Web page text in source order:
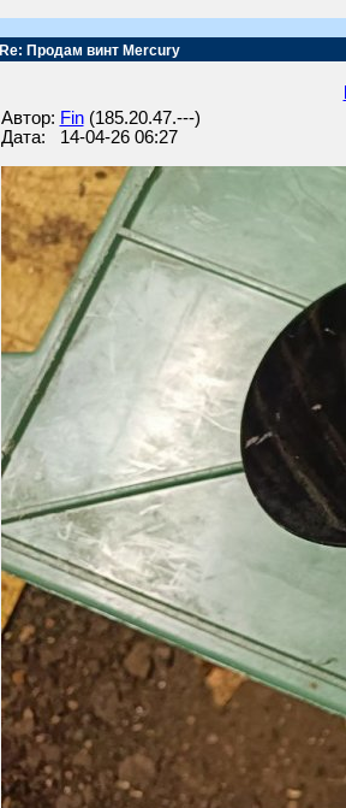
Re: Продам винт Mercury
Автор: Fin(185.20.47.---)
Дата: 14-04-26 06:27